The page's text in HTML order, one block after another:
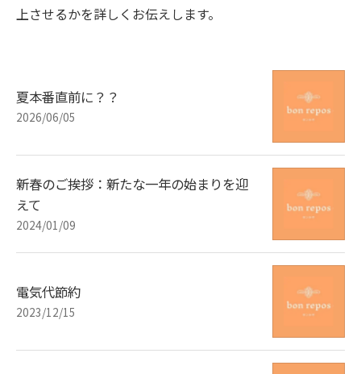
上させるかを詳しくお伝えします。
夏本番直前に？？
2026/06/05
新春のご挨拶：新たな一年の始まりを迎
えて
2024/01/09
電気代節約
2023/12/15